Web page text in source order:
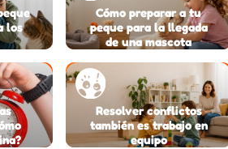
los
Cómo preparar a tu
peque para la llegada
de una mascota
Resolver conflictos
también es trabajo en
equipo